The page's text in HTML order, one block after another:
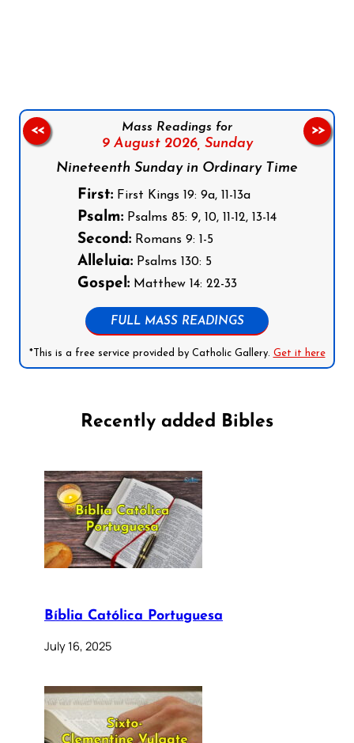
Mass Readings for
9 August 2026, Sunday
Nineteenth Sunday in Ordinary Time
First: First Kings 19: 9a, 11-13a
Psalm: Psalms 85: 9, 10, 11-12, 13-14
Second: Romans 9: 1-5
Alleluia: Psalms 130: 5
Gospel: Matthew 14: 22-33
FULL MASS READINGS
*This is a free service provided by Catholic Gallery. Get it here
<< >>
Recently added Bibles
Bíblia Católica Portuguesa
July 16, 2025